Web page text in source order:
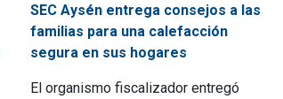
SEC Aysén entrega consejos a las
familias para una calefacción
segura en sus hogares
El organismo fiscalizador entregó